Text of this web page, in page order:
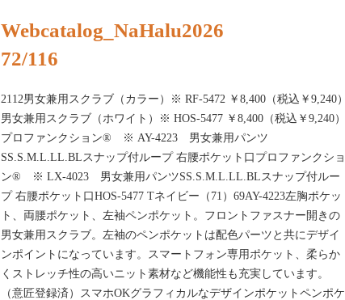
Webcatalog_NaHalu2026
72/116
2112男女兼用スクラブ（カラー）※ RF-5472 ￥8,400（税込￥9,240）
男女兼用スクラブ（ホワイト）※ HOS-5477 ￥8,400（税込￥9,240）
プロファンクション® ※ AY-4223 男女兼用パンツ
SS.S.M.L.LL.BLスナップ付ループ 右腰ポケット口プロファンクショ
ン® ※ LX-4023 男女兼用パンツSS.S.M.L.LL.BLスナップ付ルー
プ 右腰ポケット口HOS-5477 Tネイビー（71）69AY-4223左胸ポケッ
ト、両腰ポケット、左袖ペンポケット。フロントファスナー開きの
男女兼用スクラブ。左袖のペンポケットは配色パーツと共にデザイ
ンポイントになっています。スマートフォン専用ポケット、柔らか
くストレッチ性の高いニット素材など機能性も充実しています。
（意匠登録済）スマホOKグラフィカルなデザインポケットペンポケ